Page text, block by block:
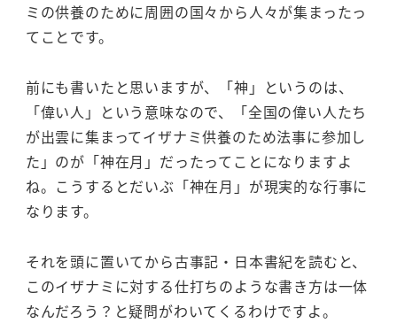
ミの供養のために周囲の国々から人々が集まったっ
てことです。
前にも書いたと思いますが、「神」というのは、
「偉い人」という意味なので、「全国の偉い人たち
が出雲に集まってイザナミ供養のため法事に参加し
た」のが「神在月」だったってことになりますよ
ね。こうするとだいぶ「神在月」が現実的な行事に
なります。
それを頭に置いてから古事記・日本書紀を読むと、
このイザナミに対する仕打ちのような書き方は一体
なんだろう？と疑問がわいてくるわけですよ。